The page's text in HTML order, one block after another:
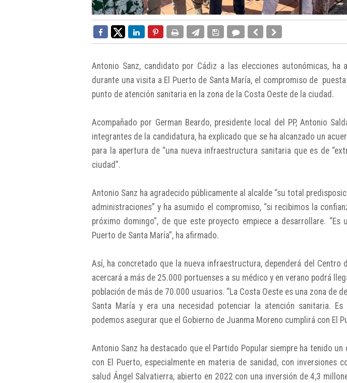
Antonio Sanz, candidato por Cádiz a las elecciones autonómicas, ha
durante una visita a El Puerto de Santa María, el compromiso de
punto de atención sanitaria en la zona de la Costa Oeste de la ciudad.
Acompañado por German Beardo, presidente local del PP, Antonio
integrantes de la candidatura, ha explicado que se ha alcanzado un
para la apertura de “una nueva infraestructura sanitaria que es de
ciudad”.
Antonio Sanz ha agradecido públicamente al alcalde “su total
administraciones” y ha asumido el compromiso, “si recibimos la
próximo domingo”, de que este proyecto empiece a desarrollare. “Es
Puerto de Santa María”, ha afirmado.
Así, ha concretado que la nueva infraestructura, dependerá del Centro
acercará a más de 25.000 portuenses a su médico y en verano podrá
población de más de 70.000 usuarios. “La Costa Oeste es una zona de
Santa María y era una necesidad potenciar la atención sanitaria.
podemos asegurar que el Gobierno de Juanma Moreno cumplirá con El
Antonio Sanz ha destacado que el Partido Popular siempre ha tenido
con El Puerto, especialmente en materia de sanidad, con inversiones
salud Ángel Salvatierra, abierto en 2022 con una inversión de 4,3